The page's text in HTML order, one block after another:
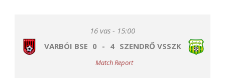
16 vas - 15:00
VARBÓI BSE 0 - 4 SZENDRŐ VSSZK
Match Report